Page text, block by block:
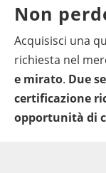
Non
Acquisisci una
richiesta nel
e mirato. Due
certificazione
opportunità di